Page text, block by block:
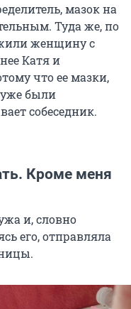
мазок на
Туда же, по
женщину с
Катя и
что ее мазки,
уже были
собеседник.
Кроме меня
и, словно
его, отправляла